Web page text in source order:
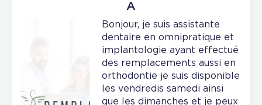
A
Bonjour, je suis assistante
dentaire en omnipratique et
implantologie ayant effectué
des remplacements aussi en
orthodontie je suis disponible
les vendredis samedi ainsi
que les dimanches et je peux